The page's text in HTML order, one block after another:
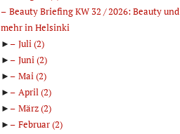
Beauty Briefing KW 32 / 2026: Beauty und
mehr in Helsinki
►
Juli(2)
►
Juni(2)
►
Mai(2)
►
April(2)
►
März(2)
►
Februar(2)